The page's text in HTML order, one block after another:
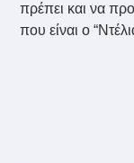
πρέπει και να
που είναι ο